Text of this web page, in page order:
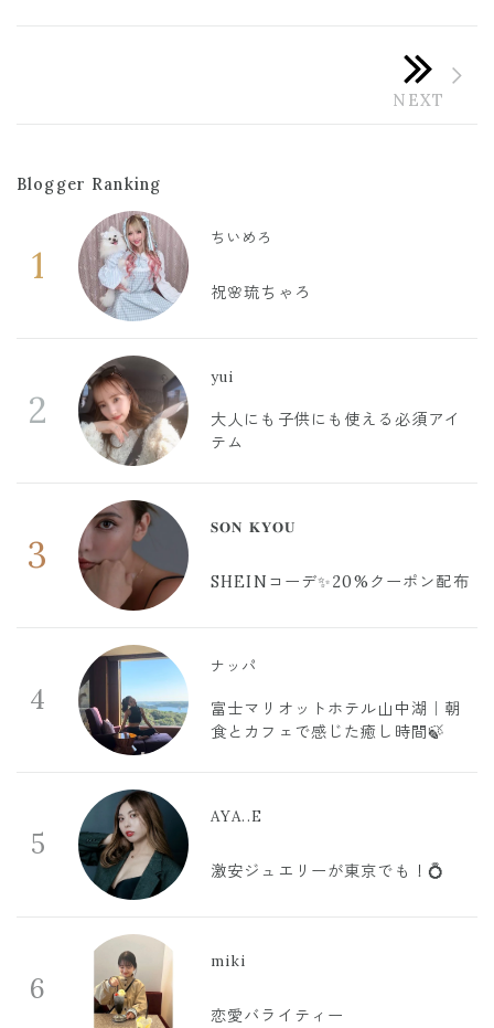
Blogger Ranking
1
ちいめろ
祝🌸琉ちゃろ
2
yui
大人にも子供にも使える必須アイ
テム
3
𝐒𝐎𝐍 𝐊𝐘𝐎𝐔
SHEINコーデ✨20%クーポン配布
4
ナッパ
富士マリオットホテル山中湖｜朝
食とカフェで感じた癒し時間🍃
5
AYA..E
激安ジュエリーが東京でも！💍
6
miki
恋愛バライティー